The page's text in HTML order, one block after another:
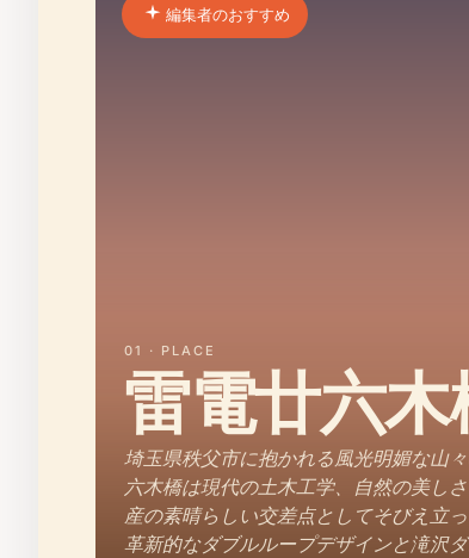
編集者のおすすめ
01 · PLACE
雷電廿六木
埼玉県秩父市に抱かれる風光明媚な山
六木橋は現代の土木工学、自然の美し
産の素晴らしい交差点としてそびえ立
革新的なダブルループデザインと滝沢